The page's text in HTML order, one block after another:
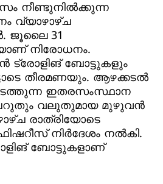
നീണ്ടുനില്‍ക്കുന്ന
വ്യാഴാഴ്ച
ജൂലൈ 31
നിരോധനം.
ട്രോളിങ് ബോട്ടുകളും
തീരമണയും. ആഴക്കടല്‍
ഇതരസംസ്ഥാന
വലുതുമായ മുഴുവന്‍
രാത്രിയോടെ
നിര്‍ദേശം നല്‍കി.
ബോട്ടുകളാണ്